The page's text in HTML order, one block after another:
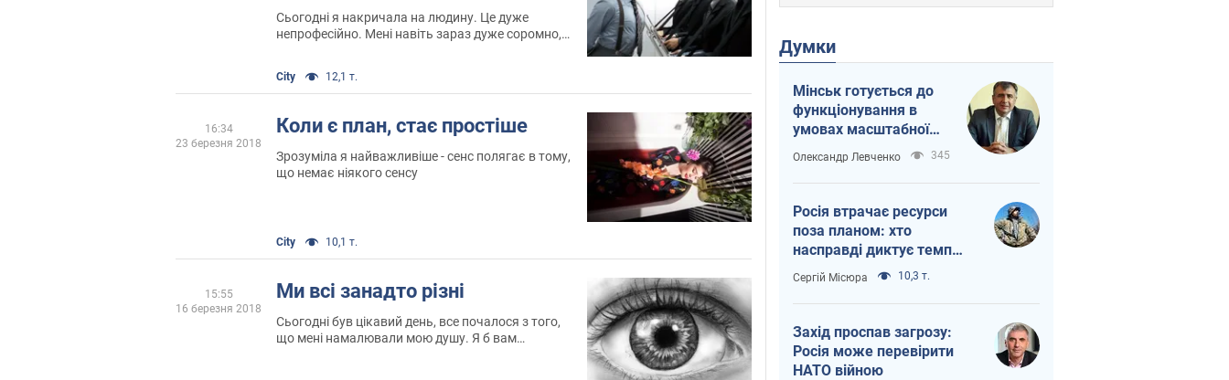
Сьогодні я накричала на людину. Це дуже
непрофесійно. Мені навіть зараз дуже соромно,
City 12,1 т.
Коли є план, стає простіше
Зрозуміла я найважливіше - сенс полягає в тому,
що немає ніякого сенсу
City 10,1 т.
16:34
23 березня 2018
Ми всі занадто різні
Сьогодні був цікавий день, все почалося з того,
що мені намалювали мою душу. Я б вам
15:55
16 березня 2018
Думки
Мінськ готується до
функціонування в
умовах масштабної
воєнної кризи
Олександр Левченко 345
Росія втрачає ресурси
поза планом: хто
насправді диктує темп
війни
Сергій Місюра 10,3 т.
Захід проспав загрозу:
Росія може перевірити
НАТО війною